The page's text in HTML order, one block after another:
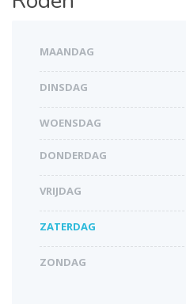
MAANDAG
DINSDAG
WOENSDAG
DONDERDAG
VRIJDAG
ZATERDAG
ZONDAG